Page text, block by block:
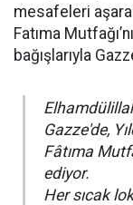
mesafeleri
Fatıma
bağışlarıyla
Gazze'de,
Fâtıma
ediyor.
Her sıcak